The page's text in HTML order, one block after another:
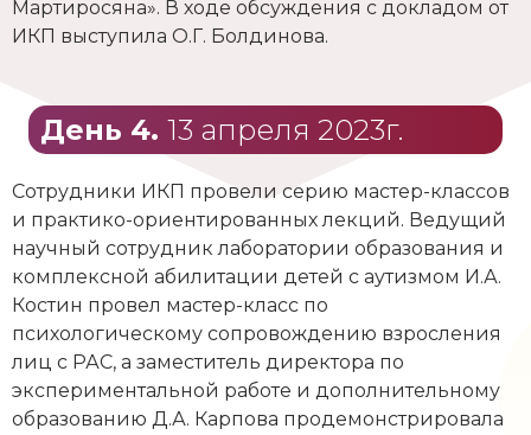
Мартиросяна». В ходе обсуждения с докладом от
ИКП выступила О.Г. Болдинова.
День 4. 13 апреля 2023г.
Сотрудники ИКП провели серию мастер-классов
и практико-ориентированных лекций. Ведущий
научный сотрудник лаборатории образования и
комплексной абилитации детей с аутизмом И.А.
Костин провел мастер-класс по
психологическому сопровождению взросления
лиц с РАС, а заместитель директора по
экспериментальной работе и дополнительному
образованию Д.А. Карпова продемонстрировала